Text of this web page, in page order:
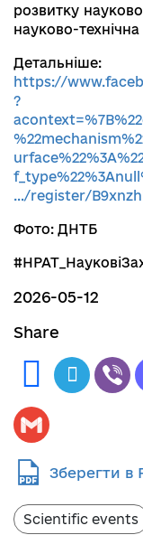
розвитку
науково-технічна
Детальніше:
https://
?
…/register/
Фото: ДНТБ
2026-05-12
Share
Зберегти в
Scientific events